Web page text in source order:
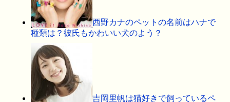
西野カナのペットの名前はハナで
種類は？彼氏もかわいい犬のよう？
吉岡里帆は猫好きで飼っているペ